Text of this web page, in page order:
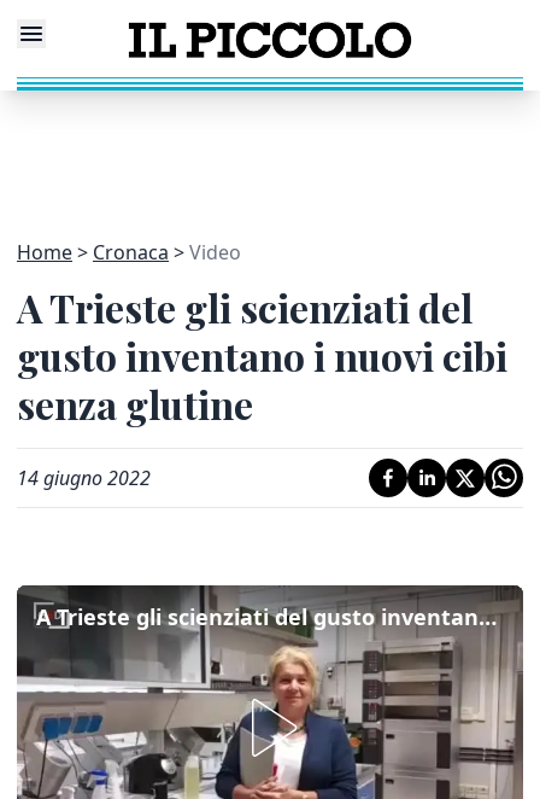
Home Cronaca Video
A Trieste gli scienziati del
gusto inventano i nuovi cibi
senza glutine
14 giugno 2022
A Trieste gli scienziati del gusto inventano i nuovi cibi senza glutine